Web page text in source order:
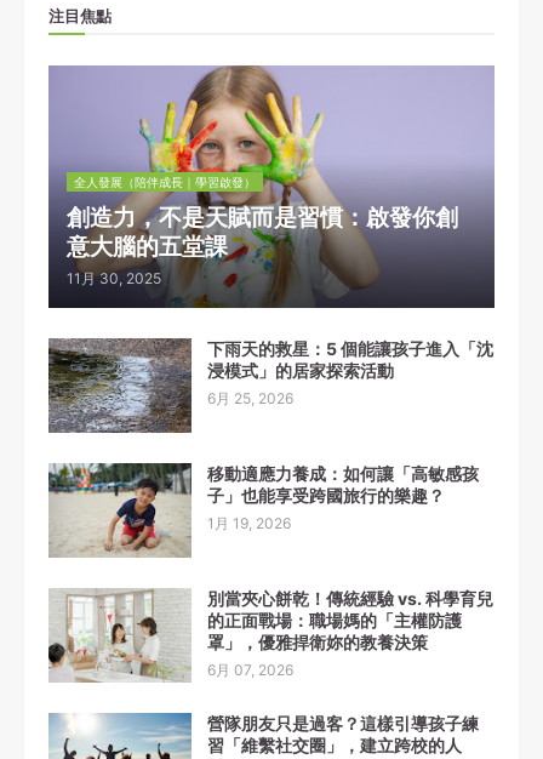
注目焦點
全人發展（陪伴成長｜學習啟發）
創造力，不是天賦而是習慣：啟發你創
意大腦的五堂課
11月 30, 2025
下雨天的救星：5 個能讓孩子進入「沈
浸模式」的居家探索活動
6月 25, 2026
移動適應力養成：如何讓「高敏感孩
子」也能享受跨國旅行的樂趣？
1月 19, 2026
別當夾心餅乾！傳統經驗 vs. 科學育兒
的正面戰場：職場媽的「主權防護
罩」，優雅捍衛妳的教養決策
6月 07, 2026
營隊朋友只是過客？這樣引導孩子練
習「維繫社交圈」，建立跨校的人